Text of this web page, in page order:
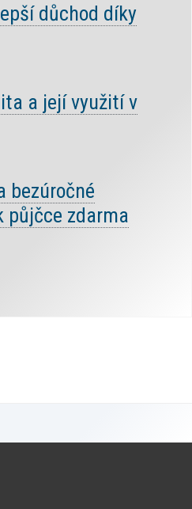
důchod díky
a její využití v
bezúročné
půjčce zdarma